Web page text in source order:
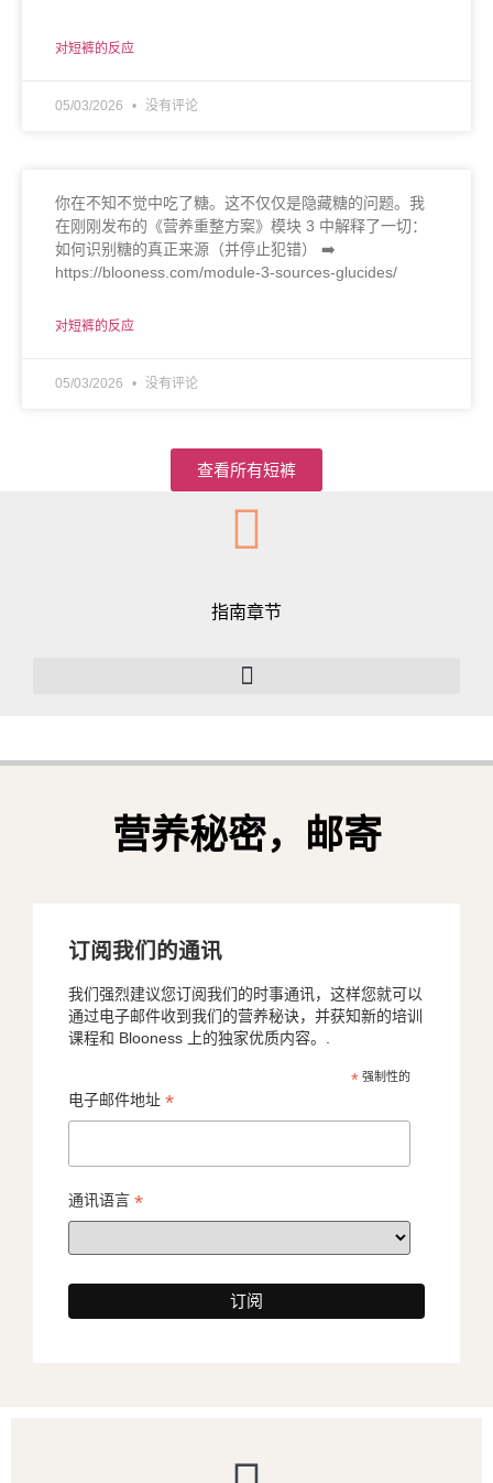
对短裤的反应
05/03/2026 没有评论
你在不知不觉中吃了糖。这不仅仅是隐藏糖的问题。我
在刚刚发布的《营养重整方案》模块 3 中解释了一切：
如何识别糖的真正来源（并停止犯错） ➡️
https://blooness.com/module-3-sources-glucides/
对短裤的反应
05/03/2026 没有评论
查看所有短裤
指南章节
营养秘密，邮寄
订阅我们的通讯
我们强烈建议您订阅我们的时事通讯，这样您就可以
通过电子邮件收到我们的营养秘诀，并获知新的培训
课程和 Blooness 上的独家优质内容。.
* 强制性的
电子邮件地址 *
通讯语言 *